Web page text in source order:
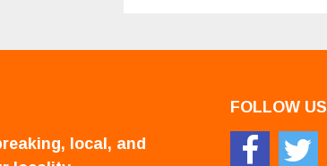
local, and
FOLLOW US